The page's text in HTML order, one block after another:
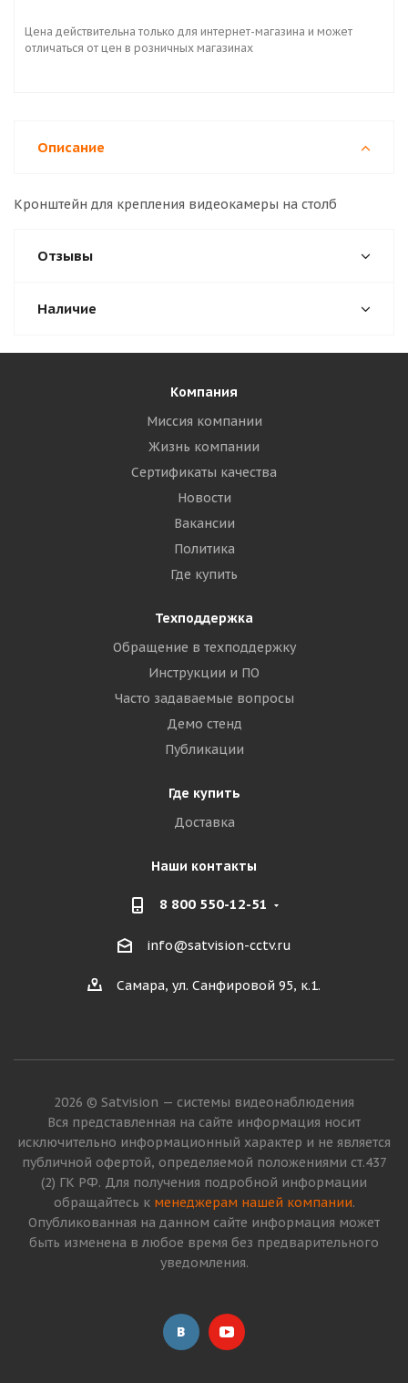
Цена действительна только для интернет-магазина и может
отличаться от цен в розничных магазинах
Описание
Кронштейн для крепления видеокамеры на столб
Отзывы
Наличие
Компания
Миссия компании
Жизнь компании
Сертификаты качества
Новости
Вакансии
Политика
Где купить
Техподдержка
Обращение в техподдержку
Инструкции и ПО
Часто задаваемые вопросы
Демо стенд
Публикации
Где купить
Доставка
Наши контакты
8 800 550-12-51
info@satvision-cctv.ru
Самара, ул. Санфировой 95, к.1.
2026 © Satvision — системы видеонаблюдения
Вся представленная на сайте информация носит
исключительно информационный характер и не является
публичной офертой, определяемой положениями ст.437
(2) ГК РФ. Для получения подробной информации
обращайтесь к менеджерам нашей компании.
Опубликованная на данном сайте информация может
быть изменена в любое время без предварительного
уведомления.